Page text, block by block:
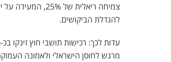
צמיחה ריאלית
להגדלת הביקושים.
מרגש לחוסן הישראלי ולאמונה